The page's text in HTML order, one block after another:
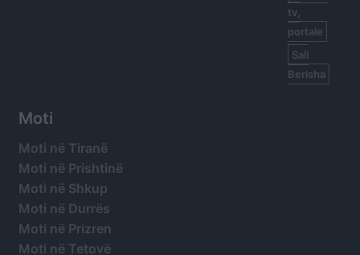
tv,
portale
Sali
Berisha
Moti
Moti në Tiranë
Moti në Prishtinë
Moti në Shkup
Moti në Durrës
Moti në Prizren
Moti në Tetovë